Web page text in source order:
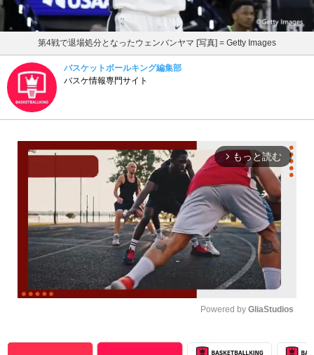
第4戦で退場処分となったウェンバンヤマ [写真] = Getty Images
バスケットボールキング編集部
バスケ情報専門サイト
arrow_forward_ios もっと読む
Powered by GliaStudios